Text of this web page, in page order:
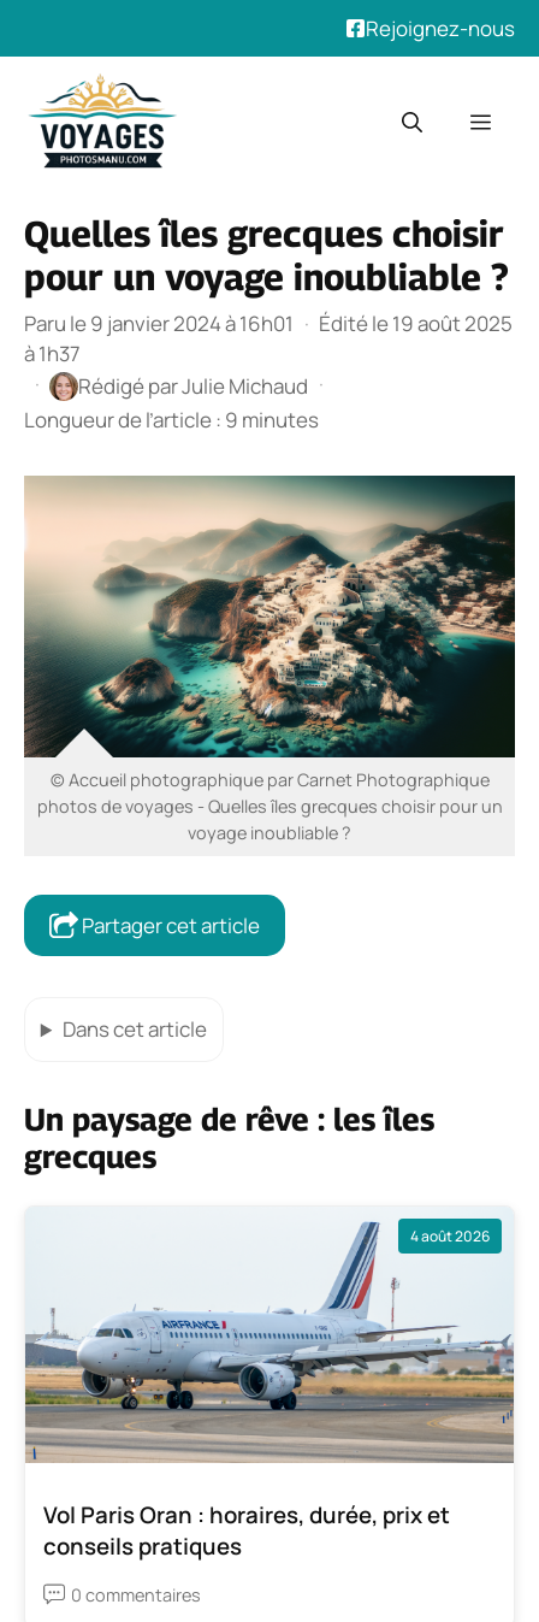
Rejoignez-nous
contenu
Quelles îles grecques choisir
pour un voyage inoubliable ?
Paru le 9 janvier 2024 à 16h01 · Édité le 19 août 2025
à 1h37
·
Rédigé parJulie Michaud ·
Longueur de l’article : 9 minutes
© Accueil photographique par Carnet Photographique
photos de voyages - Quelles îles grecques choisir pour un
voyage inoubliable ?
Partager cet article
Dans cet article
Un paysage de rêve : les îles
grecques
4 août 2026
Vol Paris Oran : horaires, durée, prix et
conseils pratiques
0 commentaires